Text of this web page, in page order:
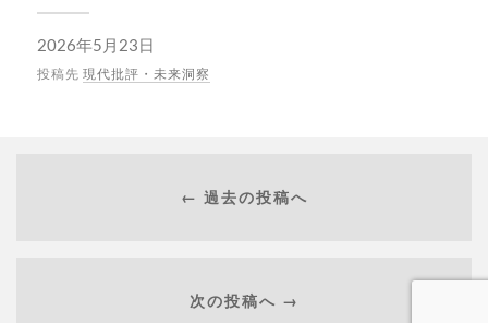
2026年5月23日
投稿先 現代批評・未来洞察
← 過去の投稿へ
次の投稿へ →